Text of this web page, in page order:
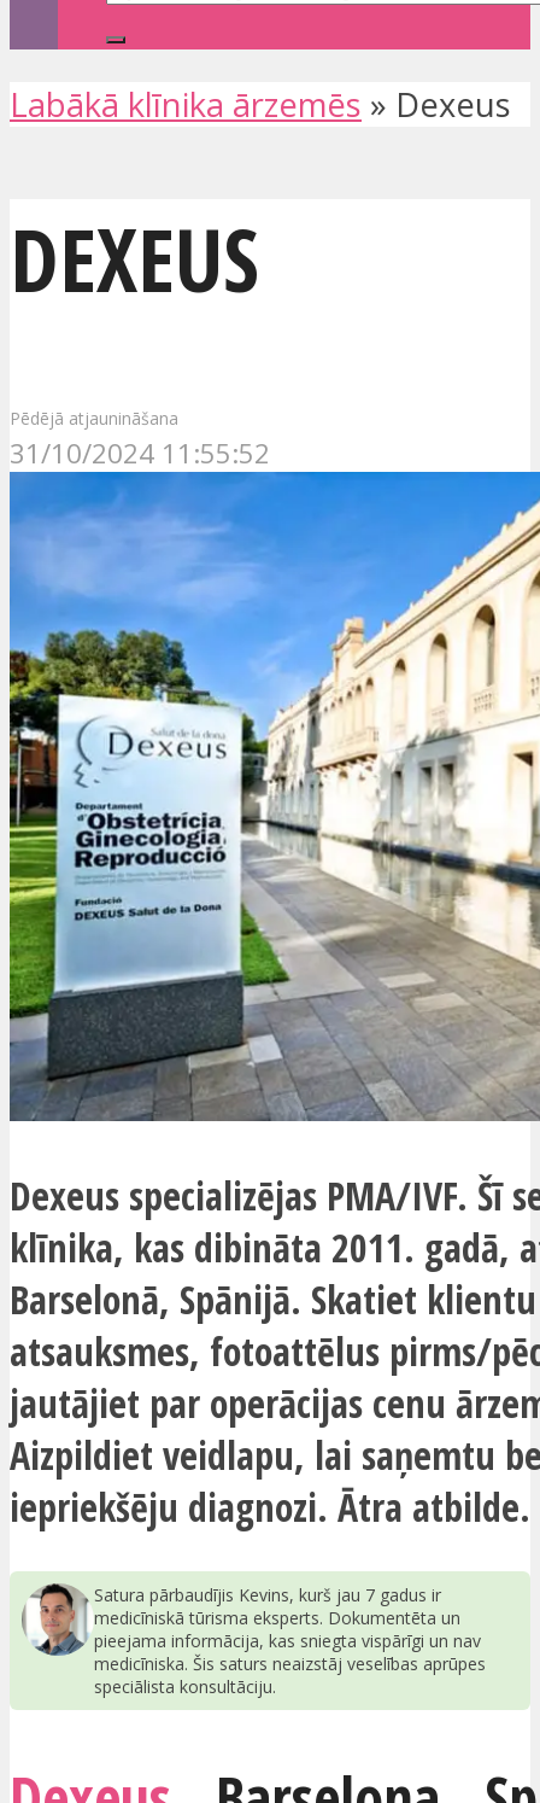
Labākā klīnika ārzemēs » Dexeus
DEXEUS
Pēdējā atjaunināšana
31/10/2024 11:55:52
Dexeus specializējas PMA/IVF. Šī
klīnika, kas dibināta 2011. gadā,
Barselonā, Spānijā. Skatiet klientu
atsauksmes, fotoattēlus pirms/
jautājiet par operācijas cenu
Aizpildiet veidlapu, lai saņemtu
iepriekšēju diagnozi. Ātra atbilde.
Satura pārbaudījis Kevins, kurš jau 7 gadus ir
medicīniskā tūrisma eksperts. Dokumentēta un
pieejama informācija, kas sniegta vispārīgi un nav
medicīniska. Šis saturs neaizstāj veselības aprūpes
speciālista konsultāciju.